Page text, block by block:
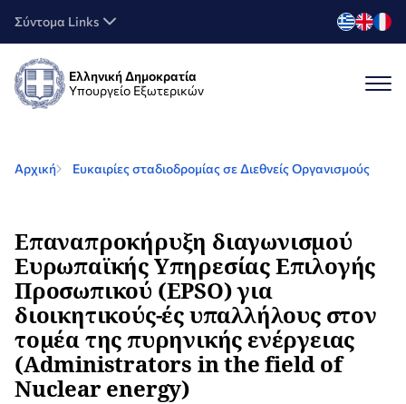
Σύντομα Links
Ελληνική Δημοκρατία
Υπουργείο Εξωτερικών
Αρχική Ευκαιρίες σταδιοδρομίας σε Διεθνείς Οργανισμούς
Επαναπροκήρυξη διαγωνισμού
Ευρωπαϊκής Υπηρεσίας Επιλογής
Προσωπικού (EPSO) για
διοικητικούς-ές υπαλλήλους στον
τομέα της πυρηνικής ενέργειας
(Administrators in the field of
Nuclear energy)